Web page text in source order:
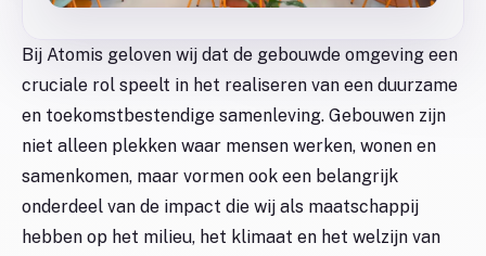
Bij Atomis geloven wij dat de gebouwde omgeving een
cruciale rol speelt in het realiseren van een duurzame
en toekomstbestendige samenleving. Gebouwen zijn
niet alleen plekken waar mensen werken, wonen en
samenkomen, maar vormen ook een belangrijk
onderdeel van de impact die wij als maatschappij
hebben op het milieu, het klimaat en het welzijn van